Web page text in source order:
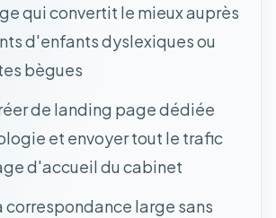
qui convertit le mieux auprès
d'enfants dyslexiques ou
bègues
de landing page dédiée
et envoyer tout le trafic
d'accueil du cabinet
correspondance large sans